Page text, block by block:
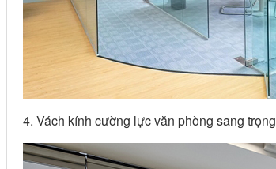
4. Vách kính cường lực văn phòng sang trọng